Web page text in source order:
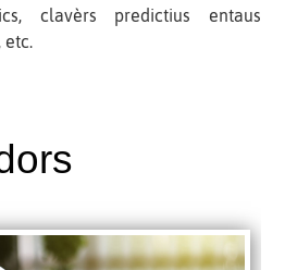
clavèrs predictius entaus
etc.